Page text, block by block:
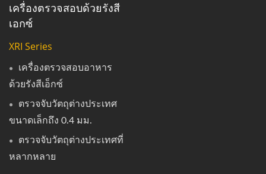
เครื่องตรวจสอบด้วยรังสี
เอกซ์
XRI Series
เครื่องตรวจสอบอาหาร
ด้วยรังสีเอ็กซ์
ตรวจจับวัตถุต่างประเทศ
ขนาดเล็กถึง 0.4 มม.
ตรวจจับวัตถุต่างประเทศที่
หลากหลาย